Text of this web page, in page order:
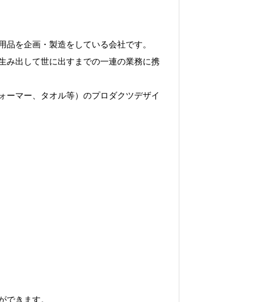
を企画・製造をしている会社です。
み出して世に出すまでの一連の業務に携
ーマー、タオル等）のプロダクツデザイ
きます。